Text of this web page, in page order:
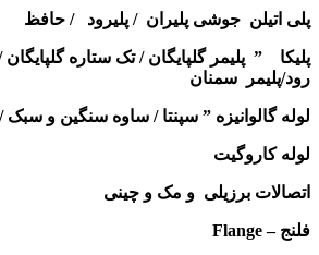
پلی اتیلن جوشی پلیران / پلیرود / حافظ
پلیکا ” پلیمر گلپایگان / تک ستاره گلپایگان
رود/پلیمر سمنان
لوله گالوانیزه ” سپنتا / ساوه سنگین و سبک
لوله کاروگیت
اتصالات برزیلی و مک و چینی
فلنج – Flange